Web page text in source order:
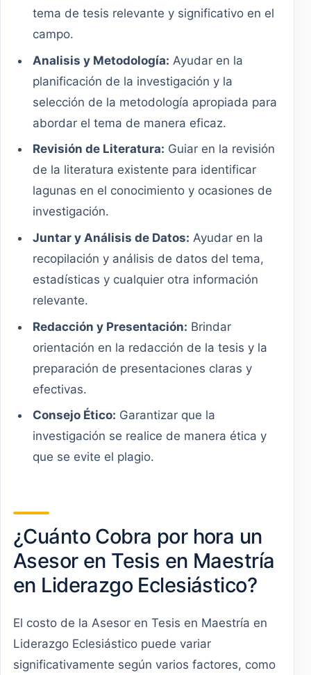
tema de tesis relevante y significativo en el
campo.
Analisis y Metodología: Ayudar en la
planificación de la investigación y la
selección de la metodología apropiada para
abordar el tema de manera eficaz.
Revisión de Literatura: Guiar en la revisión
de la literatura existente para identificar
lagunas en el conocimiento y ocasiones de
investigación.
Juntar y Análisis de Datos: Ayudar en la
recopilación y análisis de datos del tema,
estadísticas y cualquier otra información
relevante.
Redacción y Presentación: Brindar
orientación en la redacción de la tesis y la
preparación de presentaciones claras y
efectivas.
Consejo Ético: Garantizar que la
investigación se realice de manera ética y
que se evite el plagio.
¿Cuánto Cobra por hora un
Asesor en Tesis en Maestría
en Liderazgo Eclesiástico?
El costo de la Asesor en Tesis en Maestría en
Liderazgo Eclesiástico puede variar
significativamente según varios factores, como